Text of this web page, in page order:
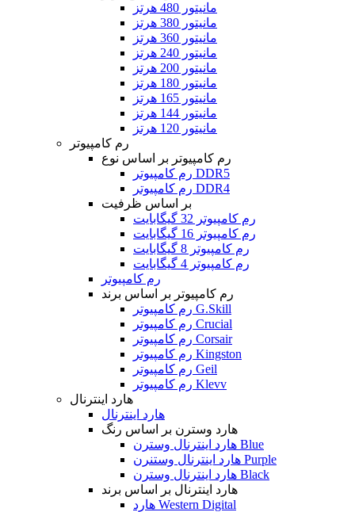
مانیتور 480 هرتز
مانیتور 380 هرتز
مانیتور 360 هرتز
مانیتور 240 هرتز
مانیتور 200 هرتز
مانیتور 180 هرتز
مانیتور 165 هرتز
مانیتور 144 هرتز
مانیتور 120 هرتز
رم کامپیوتر
رم کامپیوتر بر اساس نوع
رم کامپیوتر DDR5
رم کامپیوتر DDR4
بر اساس ظرفیت
رم کامپیوتر 32 گیگابایت
رم کامپیوتر 16 گیگابایت
رم کامپیوتر 8 گیگابایت
رم کامپیوتر 4 گیگابایت
رم کامپیوتر
رم کامپیوتر بر اساس برند
رم کامپیوتر G.Skill
رم کامپیوتر Crucial
رم کامپیوتر Corsair
رم کامپیوتر Kingston
رم کامپیوتر Geil
رم کامپیوتر Klevv
هارد اینترنال
هارد اینترنال
هارد وسترن بر اساس رنگ
هارد اینترنال وسترن Blue
هارد اینترنال وستنرن Purple
هارد اینترنال وسترن Black
هارد اینترنال بر اساس برند
هارد Western Digital